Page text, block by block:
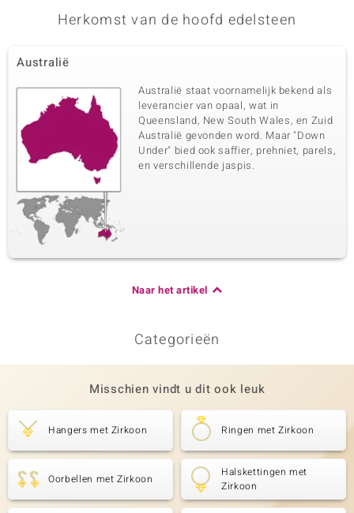
Herkomst van de hoofd edelsteen
Australië
Australië staat voornamelijk bekend als
leverancier van opaal, wat in
Queensland, New South Wales, en Zuid
Australië gevonden word. Maar "Down
Under" bied ook saffier, prehniet, parels,
en verschillende jaspis.
Naar het artikel
Categorieën
Misschien vindt u dit ook leuk
Hangers met Zirkoon Ringen met Zirkoon
Oorbellen met Zirkoon
Halskettingen met
Zirkoon